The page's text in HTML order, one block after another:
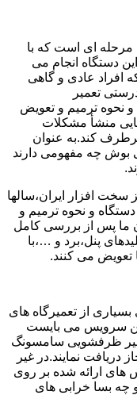
مرحله ای است که با
دستگاه انجام می
افراد عادی و گاهی
تعمیر
و نحوه ترمیم و تعویض
منشأ مشکلات
کند.به عنوان
بوش چه مفهومی دارند
افزار ایران،سالها
و نحوه ترمیم و
ما پس از بررسی کامل
پنل،برد و …،با
تعویض می کنند.
از تعمیرگاه های
سرویس می بایست
ظرفشویی سامسونگ
دریافت نمایند.در غیر
های ارائه شده بر روی
چه بسا خرابی های